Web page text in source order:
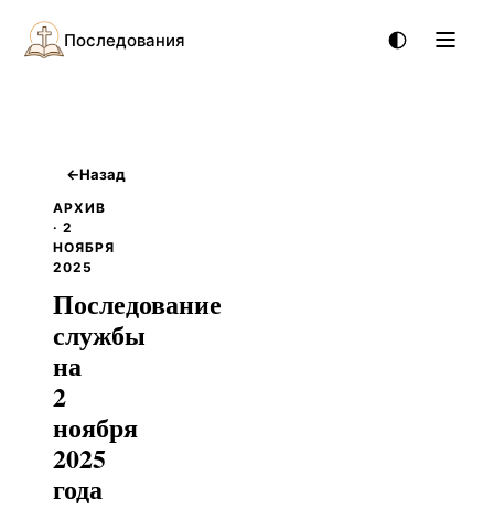
Последования
←Назад
АРХИВ
· 2
НОЯБРЯ
2025
Последование
службы
на
2
ноября
2025
года